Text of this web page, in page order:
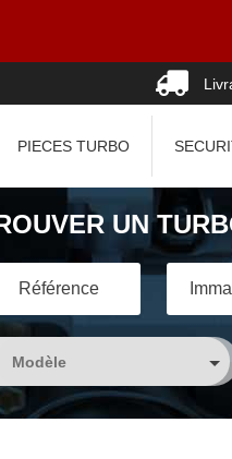
PIECES TURBO
UN
Référence